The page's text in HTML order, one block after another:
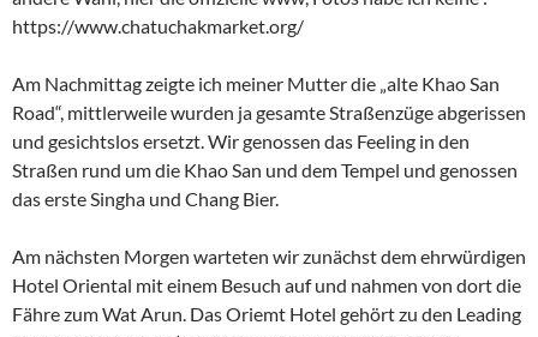
https://www.chatuchakmarket.org/
Am Nachmittag zeigte ich meiner Mutter die „alte Khao San
Road“, mittlerweile wurden ja gesamte Straßenzüge abgerissen
und gesichtslos ersetzt. Wir genossen das Feeling in den
Straßen rund um die Khao San und dem Tempel und genossen
das erste Singha und Chang Bier.
Am nächsten Morgen warteten wir zunächst dem ehrwürdigen
Hotel Oriental mit einem Besuch auf und nahmen von dort die
Fähre zum Wat Arun. Das Oriemt Hotel gehört zu den Leading